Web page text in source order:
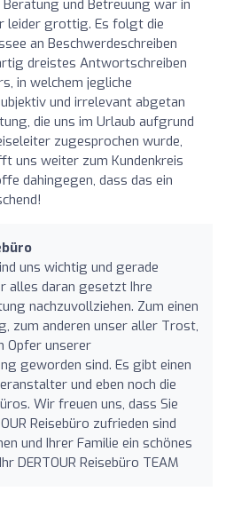
Beratung und Betreuung war in
leider grottig. Es folgt die
an Beschwerdeschreiben
dreistes Antwortschreiben
in welchem jegliche
und irrelevant abgetan
die uns im Urlaub aufgrund
zugesprochen wurde,
uns weiter zum Kundenkreis
dahingegen, dass das ein
uns wichtig und gerade
alles daran gesetzt Ihre
nachzuvollziehen. Zum einen
zum anderen unser aller Trost,
Opfer unserer
geworden sind. Es gibt einen
und eben noch die
Wir freuen uns, dass Sie
Reisebüro zufrieden sind
und Ihrer Familie ein schönes
DERTOUR Reisebüro TEAM